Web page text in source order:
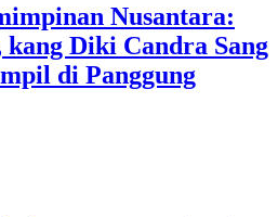
Nusantara:
kang Diki Candra Sang
di Panggung